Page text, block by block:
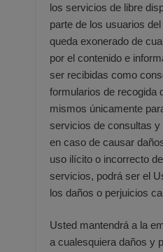
los servicios de libre
parte de los usuarios
queda exonerado de
por el contenido e
ser recibidas como
formularios de recogida
mismos únicamente
servicios de consultas y
en caso de causar
uso ilícito o incorrecto
servicios, podrá ser el
los daños o perjuicios
Usted mantendrá a la
a cualesquiera daños y